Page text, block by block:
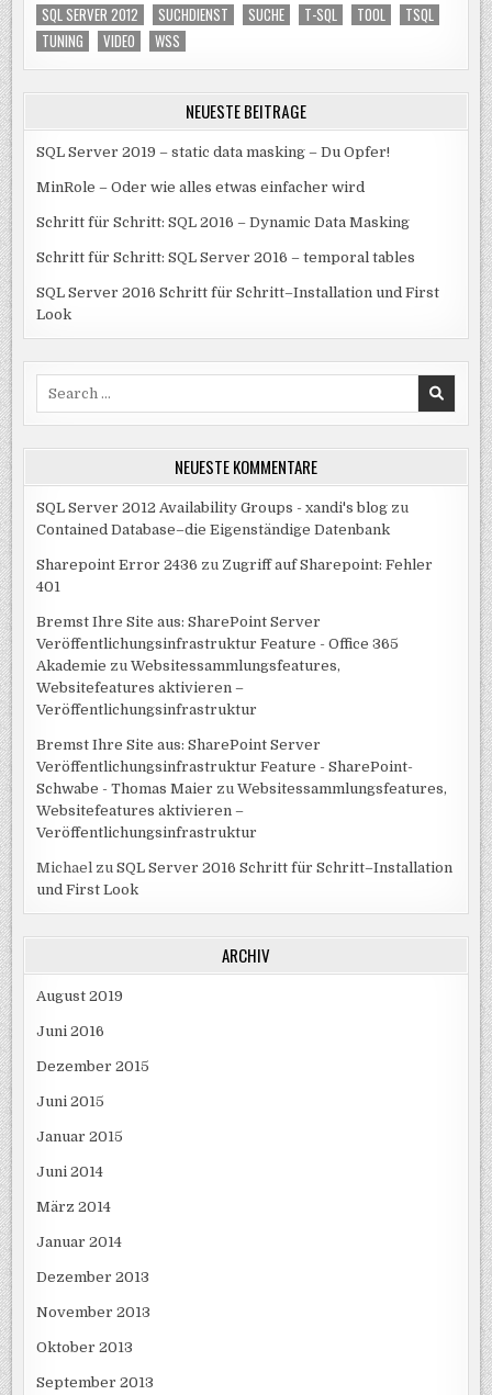
SQL SERVER 2012
SUCHDIENST SUCHE T-SQL TOOL
TSQL
TUNING
VIDEO WSS
NEUESTE BEITRÄGE
SQL Server 2019 – static data masking – Du Opfer!
MinRole – Oder wie alles etwas einfacher wird
Schritt für Schritt: SQL 2016 – Dynamic Data Masking
Schritt für Schritt: SQL Server 2016 – temporal tables
SQL Server 2016 Schritt für Schritt–Installation und First
Look
NEUESTE KOMMENTARE
SQL Server 2012 Availability Groups - xandi's blog zu
Contained Database–die Eigenständige Datenbank
Sharepoint Error 2436 zu Zugriff auf Sharepoint: Fehler
401
Bremst Ihre Site aus: SharePoint Server
Veröffentlichungsinfrastruktur Feature - Office 365
Akademie zuWebsitessammlungsfeatures,
Websitefeatures aktivieren –
Veröffentlichungsinfrastruktur
Bremst Ihre Site aus: SharePoint Server
Veröffentlichungsinfrastruktur Feature - SharePoint-
Schwabe - Thomas Maier zuWebsitessammlungsfeatures,
Websitefeatures aktivieren –
Veröffentlichungsinfrastruktur
Michael zuSQL Server 2016 Schritt für Schritt–Installation
und First Look
ARCHIV
August 2019
Juni 2016
Dezember 2015
Juni 2015
Januar 2015
Juni 2014
März 2014
Januar 2014
Dezember 2013
November 2013
Oktober 2013
September 2013